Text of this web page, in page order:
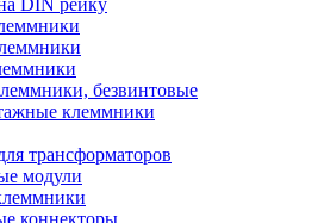
DIN рейку
безвинтовые
клеммники
трансформаторов
модули
коннекторы